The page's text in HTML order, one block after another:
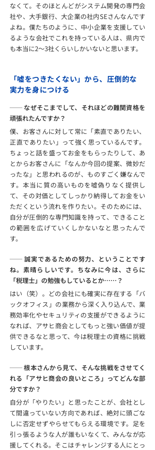
なくて。そのほとんどがシステム開発の専門会
社や、大手銀行、大企業の社内SEさんなんです
よね。僕たちのように、中小企業を支援してい
るような会社でこれを持っている人は、県内で
も本当に2～3社くらいしかいないと思います。
「嘘をつきたくない」から、圧倒的な
実力を身につける
── なぜそこまでして、それほどの難関資格を
頑張れたんですか？
僕、お客さんに対して常に「素直でありたい、
正直でありたい」って強く思っているんです。
ちょっと話を盛ってお金をもらったりして、あ
とからお客さんに「なんか今回の提案、微妙だ
ったな」と思われるのが、ものすごく嫌なんで
す。本当に質の高いものを嘘偽りなく提供し
て、その対価としてしっかり納得してお金をい
ただくという流れを作りたい。そのためには、
自分が圧倒的な専門知識を持って、できること
の範囲を広げていくしかないなと思ったんで
す。
── 誠実であるための努力、ということです
ね。素晴らしいです。ちなみに今は、さらに
「税理士」の勉強もしているとか……？
はい（笑）。どの会社にも確実に存在する「バ
ックオフィス」の業務から深く入り込んで、業
務効率化やセキュリティの支援ができるように
なれば、アサヒ商会としてもっと強い価値が提
供できるなと思って、今は税理士の資格に挑戦
しています。
── 根本さんから見て、そんな挑戦をさせてく
れる「アサヒ商会の良いところ」ってどんな部
分ですか？
自分が「やりたい」と思ったことが、会社とし
て間違っていない方向であれば、絶対に頭ごな
しに否定せずやらせてもらえる環境です。足を
引っ張るような人が誰もいなくて、みんなが応
援してくれる。そこはチャレンジする人にとっ